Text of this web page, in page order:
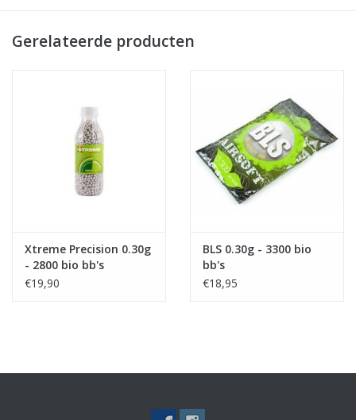
Gerelateerde producten
Xtreme Precision 0.30g
- 2800 bio bb's
€19,90
BLS 0.30g - 3300 bio
bb's
€18,95